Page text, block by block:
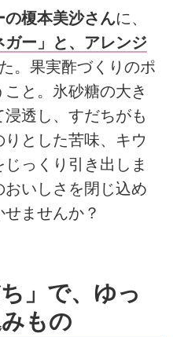
の榎本美沙さんに、
ガー」と、アレンジ
。果実酢づくりのポ
と。氷砂糖の大き
透し、すだちがも
とした苦味、キウ
っくり引き出しま
いしさを閉じ込め
ませんか？
」で、ゆっ
もの